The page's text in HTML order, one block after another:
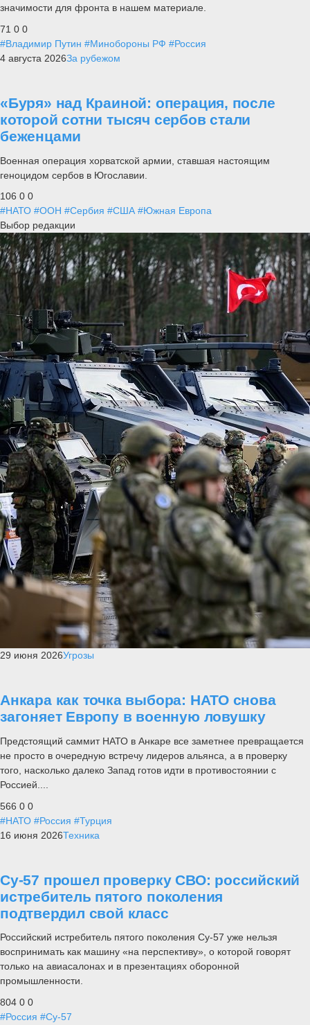
значимости для фронта в нашем материале.
71 0 0
#Владимир Путин #Минобороны РФ #Россия
4 августа 2026За рубежом
«Буря» над Краиной: операция, после
которой сотни тысяч сербов стали
беженцами
Военная операция хорватской армии, ставшая настоящим
геноцидом сербов в Югославии.
106 0 0
#НАТО #ООН #Сербия #США #Южная Европа
Выбор редакции
29 июня 2026Угрозы
Анкара как точка выбора: НАТО снова
загоняет Европу в военную ловушку
Предстоящий саммит НАТО в Анкаре все заметнее превращается
не просто в очередную встречу лидеров альянса, а в проверку
того, насколько далеко Запад готов идти в противостоянии с
Россией....
566 0 0
#НАТО #Россия #Турция
16 июня 2026Техника
Су-57 прошел проверку СВО: российский
истребитель пятого поколения
подтвердил свой класс
Российский истребитель пятого поколения Су-57 уже нельзя
воспринимать как машину «на перспективу», о которой говорят
только на авиасалонах и в презентациях оборонной
промышленности.
804 0 0
#Россия #Су-57